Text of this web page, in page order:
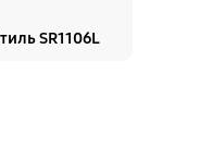
SR1106L